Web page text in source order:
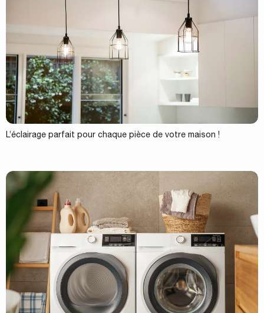
L’éclairage parfait pour chaque pièce de votre maison !